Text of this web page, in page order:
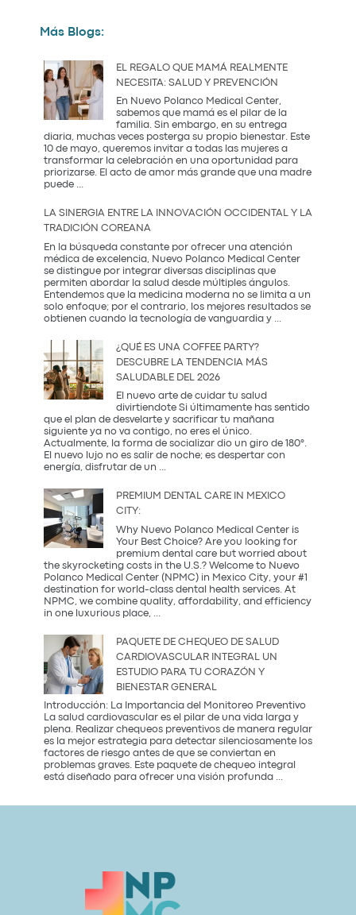
Más Blogs:
EL REGALO QUE MAMÁ REALMENTE
NECESITA: SALUD Y PREVENCIÓN
En Nuevo Polanco Medical Center,
sabemos que mamá es el pilar de la
familia. Sin embargo, en su entrega
diaria, muchas veces posterga su propio bienestar. Este
10 de mayo, queremos invitar a todas las mujeres a
transformar la celebración en una oportunidad para
priorizarse. El acto de amor más grande que una madre
puede ...
que
Realmente
Necesita:
Salud
y
Prevención
LA SINERGIA ENTRE LA INNOVACIÓN OCCIDENTAL Y LA
TRADICIÓN COREANA
En la búsqueda constante por ofrecer una atención
médica de excelencia, Nuevo Polanco Medical Center
se distingue por integrar diversas disciplinas que
permiten abordar la salud desde múltiples ángulos.
Entendemos que la medicina moderna no se limita a un
solo enfoque; por el contrario, los mejores resultados se
obtienen cuando la tecnología de vanguardia y
Tradición
¿QUÉ ES UNA COFFEE PARTY?
DESCUBRE LA TENDENCIA MÁS
SALUDABLE DEL 2026
El nuevo arte de cuidar tu salud
divirtiendote Si últimamente has sentido
que el plan de desvelarte y sacrificar tu mañana
siguiente ya no va contigo, no eres el único.
Actualmente, la forma de socializar dio un giro de 180°.
El nuevo lujo no es salir de noche; es despertar con
energía, disfrutar de un ...
una
Descubre
la
tendencia
más
saludable
del
2026
PREMIUM DENTAL CARE IN MEXICO
CITY:
Why Nuevo Polanco Medical Center is
Your Best Choice? Are you looking for
premium dental care but worried about
the skyrocketing costs in the U.S.? Welcome to Nuevo
Polanco Medical Center (NPMC) in Mexico City, your #1
destination for world-class dental health services. At
NPMC, we combine quality, affordability, and efficiency
in one luxurious place,
Care
Mexico
City:
PAQUETE DE CHEQUEO DE SALUD
CARDIOVASCULAR INTEGRAL UN
ESTUDIO PARA TU CORAZÓN Y
BIENESTAR GENERAL
Introducción: La Importancia del Monitoreo Preventivo
La salud cardiovascular es el pilar de una vida larga y
plena. Realizar chequeos preventivos de manera regular
es la mejor estrategia para detectar silenciosamente los
factores de riesgo antes de que se conviertan en
problemas graves. Este paquete de chequeo integral
está diseñado para ofrecer una visión profunda ...